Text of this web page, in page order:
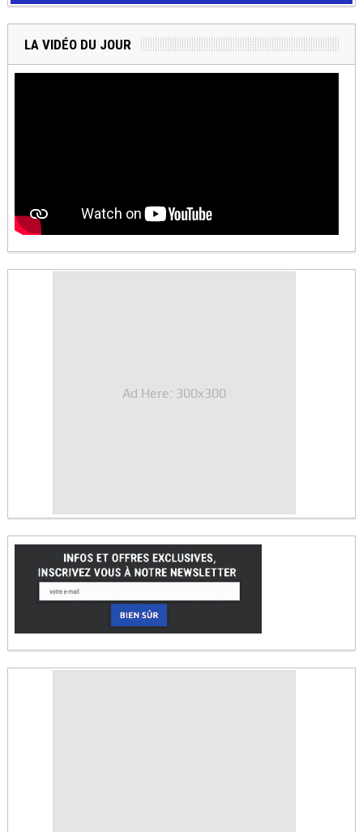
LA VIDÉO DU JOUR
Ad Here: 300x300